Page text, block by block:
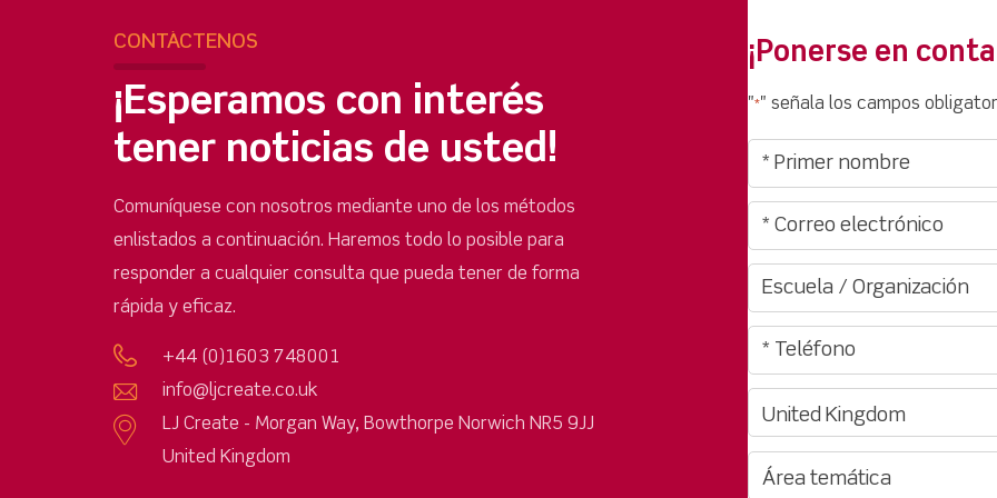
CONTÁCTENOS
¡Esperamos con interés
tener noticias de usted!
Comuníquese con nosotros mediante uno de los métodos
enlistados a continuación. Haremos todo lo posible para
responder a cualquier consulta que pueda tener de forma
rápida y eficaz.
+44 (0)1603 748001
info@ljcreate.co.uk
LJ Create - Morgan Way, Bowthorpe Norwich NR5 9JJ
United Kingdom
¡Ponerse en
"*" señala los campos